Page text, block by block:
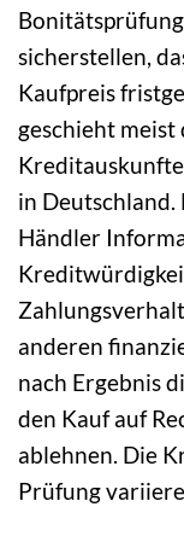
sicherstellen,
Kaufpreis
geschieht
in
Händler
anderen
nach Ergebnis
den Kauf auf
ablehnen. Die
Prüfung